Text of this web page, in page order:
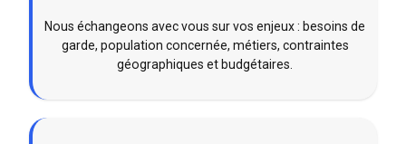
Nous échangeons avec vous sur vos enjeux : besoins de
garde, population concernée, métiers, contraintes
géographiques et budgétaires.